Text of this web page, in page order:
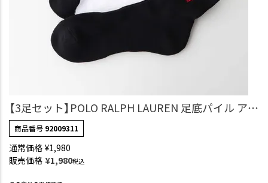
【3足セット】POLO RALPH LAUREN 足底パイル アー
チサポート ワンポイント TOPロゴ ショート丈 ソッ
クス メンズ 92009311
商品番号 92009311
通常価格 ¥1,980
販売価格 ¥1,980税込